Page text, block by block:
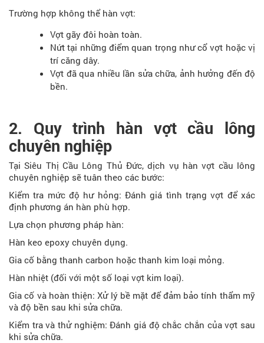
Trường hợp không thể hàn vợt:
Vợt gãy đôi hoàn toàn.
Nứt tại những điểm quan trọng như cổ vợt hoặc vị
trí căng dây.
Vợt đã qua nhiều lần sửa chữa, ảnh hưởng đến độ
bền.
2. Quy trình hàn vợt cầu lông
chuyên nghiệp
Tại Siêu Thị Cầu Lông Thủ Đức, dịch vụ hàn vợt cầu lông
chuyên nghiệp sẽ tuân theo các bước:
Kiểm tra mức độ hư hỏng: Đánh giá tình trạng vợt để xác
định phương án hàn phù hợp.
Lựa chọn phương pháp hàn:
Hàn keo epoxy chuyên dụng.
Gia cố bằng thanh carbon hoặc thanh kim loại mỏng.
Hàn nhiệt (đối với một số loại vợt kim loại).
Gia cố và hoàn thiện: Xử lý bề mặt để đảm bảo tính thẩm mỹ
và độ bền sau khi sửa chữa.
Kiểm tra và thử nghiệm: Đánh giá độ chắc chắn của vợt sau
khi sửa chữa.